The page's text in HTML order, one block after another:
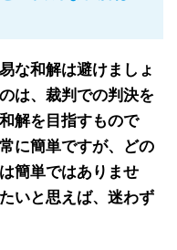
な和解は避けましょ
は、裁判での判決を
解を目指すもので
に簡単ですが、どの
簡単ではありませ
いと思えば、迷わず